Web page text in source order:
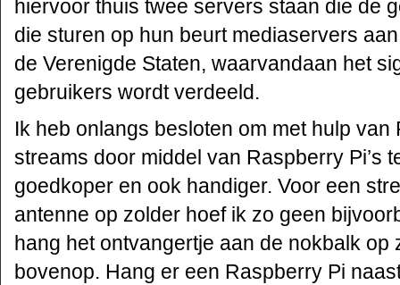
hiervoor thuis twee servers staan die de
die sturen op hun beurt mediaservers
de Verenigde Staten, waarvandaan het
gebruikers wordt verdeeld.
Ik heb onlangs besloten om met hulp van
streams door middel van Raspberry Pi’s
goedkoper en ook handiger. Voor een
antenne op zolder hoef ik zo geen
hang het ontvangertje aan de nokbalk op
bovenop. Hang er een Raspberry Pi